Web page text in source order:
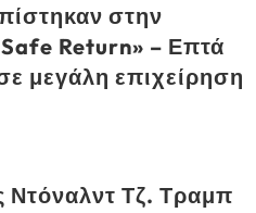
στην
Return» – Επτά
μεγάλη επιχείρηση
Τζ. Τραμπ